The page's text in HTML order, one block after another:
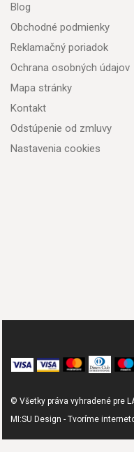
Blog
Obchodné podmienky
Reklamačný poriadok
Ochrana osobných údajov
Mapa stránky
Kontakt
Odstúpenie od zmluvy
Nastavenia cookies
© Všetky práva vyhradené pre
MI:SU Design - Tvoríme